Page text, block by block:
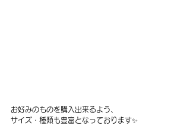
お好みのものを購入出来るよう、
サイズ・種類も豊富となっております✨